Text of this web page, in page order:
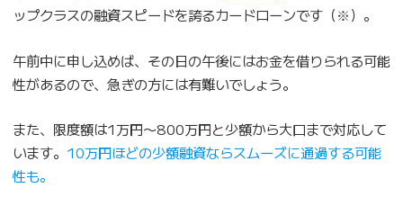
ップクラスの融資スピードを誇るカードローンです（※）。
午前中に申し込めば、その日の午後にはお金を借りられる可能
性があるので、急ぎの方には有難いでしょう。
また、限度額は1万円〜800万円と少額から大口まで対応して
います。 10万円ほどの少額融資ならスムーズに通過する可能
性も。